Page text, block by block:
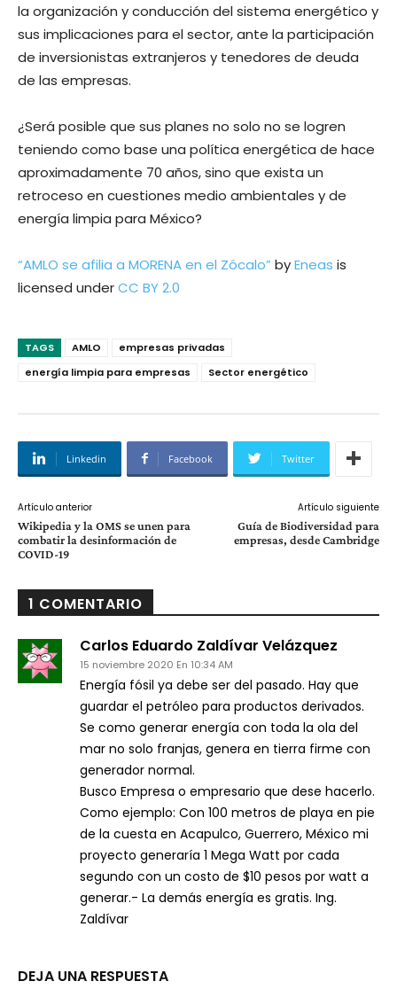
la organización y conducción del sistema energético y
sus implicaciones para el sector, ante la participación
de inversionistas extranjeros y tenedores de deuda
de las empresas.
¿Será posible que sus planes no solo no se logren
teniendo como base una política energética de hace
aproximadamente 70 años, sino que exista un
retroceso en cuestiones medio ambientales y de
energía limpia para México?
“AMLO se afilia a MORENA en el Zócalo” byEneas is
licensed underCC BY 2.0
TAGS AMLO
empresas privadas
energía limpia para empresas
Sector energético
Linkedin Facebook Twitter
Artículo anterior
Wikipedia y la OMS se unen para
combatir la desinformación de
COVID-19
Artículo siguiente
Guía de Biodiversidad para
empresas, desde Cambridge
1 COMENTARIO
Carlos Eduardo Zaldívar Velázquez
15 noviembre 2020 En 10:34 AM
Energía fósil ya debe ser del pasado. Hay que
guardar el petróleo para productos derivados.
Se como generar energía con toda la ola del
mar no solo franjas, genera en tierra firme con
generador normal.
Busco Empresa o empresario que dese hacerlo.
Como ejemplo: Con 100 metros de playa en pie
de la cuesta en Acapulco, Guerrero, México mi
proyecto generaría 1 Mega Watt por cada
segundo con un costo de $10 pesos por watt a
generar.- La demás energía es gratis. Ing.
Zaldívar
DEJA UNA RESPUESTA